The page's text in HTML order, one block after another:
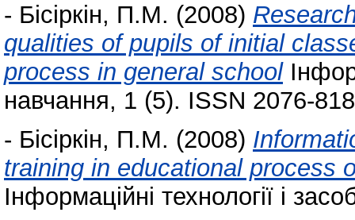
- Бісіркін, П.М. (2008)
qualities of pupils of initial
process in general school
навчання, 1 (5). ISSN 2076-
- Бісіркін, П.М. (2008)
training in educational process
Інформаційні технології і